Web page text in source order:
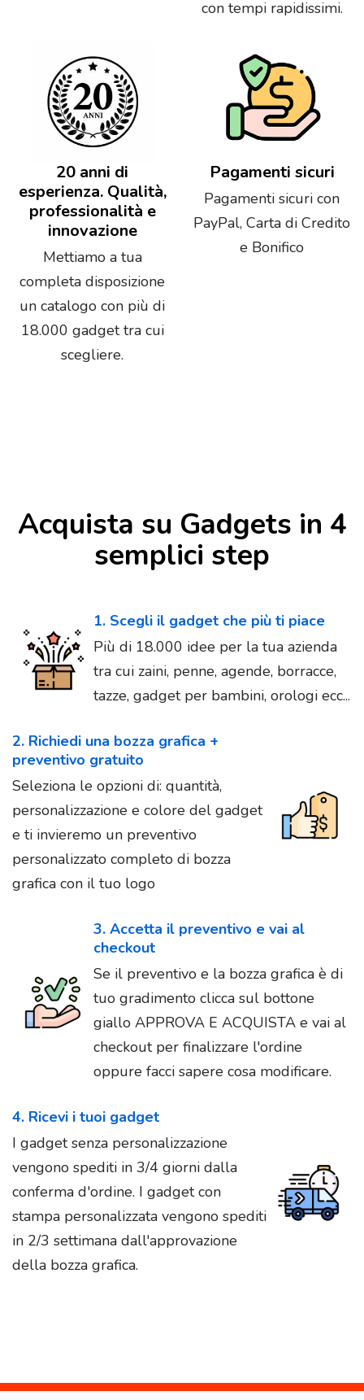
con tempi rapidissimi.
20 anni di
esperienza. Qualità,
professionalità e
innovazione
Mettiamo a tua
completa disposizione
un catalogo con più di
18.000 gadget tra cui
scegliere.
Pagamenti sicuri
Pagamenti sicuri con
PayPal, Carta di Credito
e Bonifico
Acquista su Gadgets in 4
semplici step
1. Scegli il gadget che più ti piace
Più di 18.000 idee per la tua azienda
tra cui zaini, penne, agende, borracce,
tazze, gadget per bambini, orologi ecc...
2. Richiedi una bozza grafica +
preventivo gratuito
Seleziona le opzioni di: quantità,
personalizzazione e colore del gadget
e ti invieremo un preventivo
personalizzato completo di bozza
grafica con il tuo logo
3. Accetta il preventivo e vai al
checkout
Se il preventivo e la bozza grafica è di
tuo gradimento clicca sul bottone
giallo APPROVA E ACQUISTA e vai al
checkout per finalizzare l'ordine
oppure facci sapere cosa modificare.
4. Ricevi i tuoi gadget
I gadget senza personalizzazione
vengono spediti in 3/4 giorni dalla
conferma d'ordine. I gadget con
stampa personalizzata vengono spediti
in 2/3 settimana dall'approvazione
della bozza grafica.